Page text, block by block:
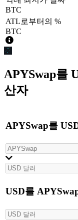
BTC
ATL로부터의 %
BTC
APYSwap를
산자
APYSwap를
USD를